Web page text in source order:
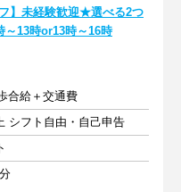
フ】未経験歓迎★選べる2つ
13時or13時～16時
合給＋交通費
シフト自由・自己申告